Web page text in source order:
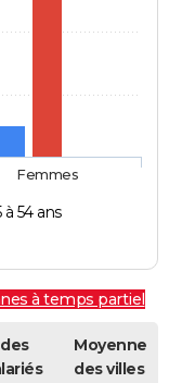
à 54 ans
Femmes
à temps partiel
Moyenne
des villes